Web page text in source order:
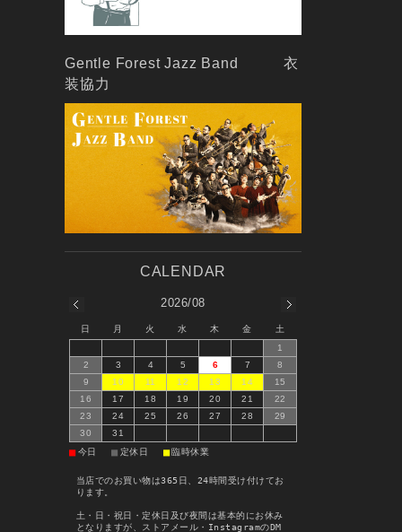
Gentle Forest Jazz Band 衣
装協力
2026/08
日 月 火 水 木 金
土
1
2
3 4 5 6 7
8
9
10 11 12 13 14
15
16
17 18 19 20 21
22
23
24 25 26 27 28
29
30
31
■ 今日 ■ 定休日 ■臨時休業
当店でのお買い物は365日、24時間受け付けてお
ります。
土・日・祝日・定休日及び夜間は基本的にお休み
となりますが、ストアメール・InstagramのDM